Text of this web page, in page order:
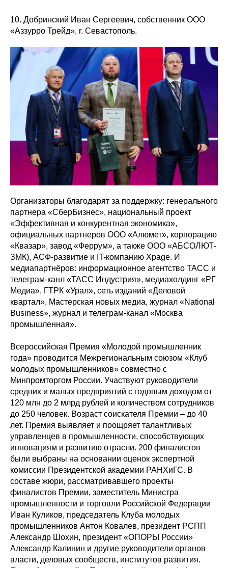
10. Добринский Иван Сергеевич, собственник ООО
«Аззурро Трейд», г. Севастополь.
Организаторы благодарят за поддержку: генерального
партнера «СберБизнес», национальный проект
«Эффективная и конкурентная экономика»,
официальных партнеров ООО «Алюмет», корпорацию
«Квазар», завод «Феррум», а также ООО «АБСОЛЮТ-
ЗМК), АСФ-развитие и IT-компанию Xpage. И
медиапартнёров: информационное агентство ТАСС и
телеграм-канл «ТАСС Индустрия», медиахолдинг «РГ
Медиа», ГТРК «Урал», сеть изданий «Деловой
квартал», Мастерская новых медиа, журнал «National
Business», журнал и телеграм-канал «Москва
промышленная».
Всероссийская Премия «Молодой промышленник
года» проводится Межрегиональным союзом «Клуб
молодых промышленников» совместно с
Минпромторгом России. Участвуют руководители
средних и малых предприятий с годовым доходом от
120 млн до 2 млрд рублей и количеством сотрудников
до 250 человек. Возраст соискателя Премии – до 40
лет. Премия выявляет и поощряет талантливых
управленцев в промышленности, способствующих
инновациям и развитию отрасли. 200 финалистов
были выбраны на основании оценок экспертной
комиссии Президентской академии РАНХиГС. В
составе жюри, рассматривавшего проекты
финалистов Премии, заместитель Министра
промышленности и торговли Российской Федерации
Иван Куликов, председатель Клуба молодых
промышленников Антон Ковалев, президент РСПП
Александр Шохин, президент «ОПОРЫ России»
Александр Калинин и другие руководители органов
власти, деловых сообществ, институтов развития.